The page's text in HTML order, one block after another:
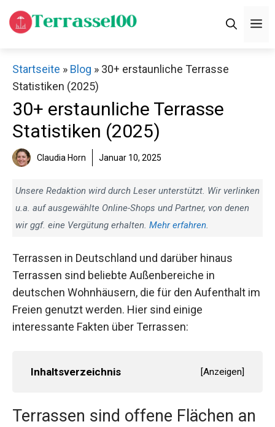
Zum
Inhalt
Startseite » Blog » 30+ erstaunliche Terrasse
Statistiken (2025)
30+ erstaunliche Terrasse
Statistiken (2025)
Claudia Horn Januar 10, 2025
Unsere Redaktion wird durch Leser unterstützt. Wir verlinken
u.a. auf ausgewählte Online-Shops und Partner, von denen
wir ggf. eine Vergütung erhalten. Mehr erfahren.
Terrassen in Deutschland und darüber hinaus
Terrassen sind beliebte Außenbereiche in
deutschen Wohnhäusern, die für den Aufenthalt im
Freien genutzt werden. Hier sind einige
interessante Fakten über Terrassen:
Inhaltsverzeichnis [Anzeigen]
Terrassen sind offene Flächen an